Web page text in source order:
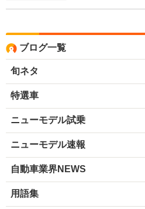
ブログ一覧
旬ネタ
特選車
ニューモデル試乗
ニューモデル速報
自動車業界NEWS
用語集